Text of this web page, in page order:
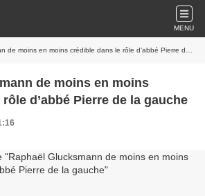
MENU
moins en moins crédible dans le rôle d’abbé Pierre de la gauche
de moins en moins
d’abbé Pierre de la gauche